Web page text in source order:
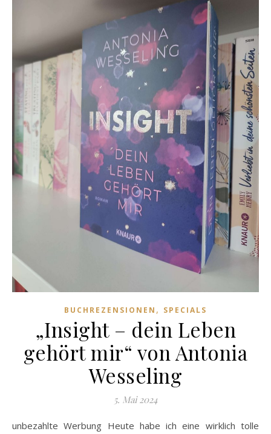
BUCHREZENSIONEN , SPECIALS
„Insight – dein Leben
gehört mir“ von Antonia
Wesseling
5. Mai 2024
unbezahlte Werbung Heute habe ich eine wirklich tolle